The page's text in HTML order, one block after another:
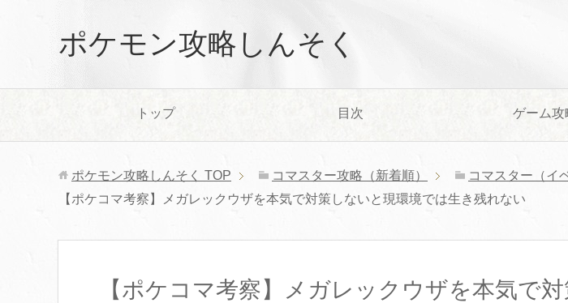
ポケモン攻略しんそく
トップ 目次 ゲーム攻
ポケモン攻略しんそく TOP コマスター攻略（新着順）
コマスター（イ
【ポケコマ考察】メガレックウザを本気で対策しないと現環境では生き残れない
【ポケコマ考察】メガレックウザを本気で